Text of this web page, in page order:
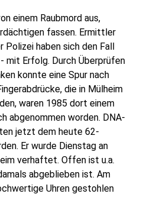
einem Raubmord aus,
fassen. Ermittler
Polizei haben sich den Fall
mit Erfolg. Durch Überprüfen
konnte eine Spur nach
die in Mülheim
waren 1985 dort einem
abgenommen worden. DNA-
jetzt dem heute 62-
Er wurde Dienstag an
verhaftet. Offen ist u.a.
abgeblieben ist. Am
Uhren gestohlen